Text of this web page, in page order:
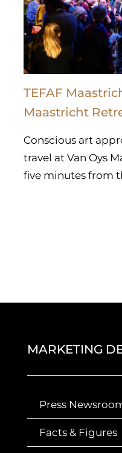
TEFAF
Maastricht
Conscious art
travel at Van Oys
five minutes from
MARKETING
Press
Facts & Figures